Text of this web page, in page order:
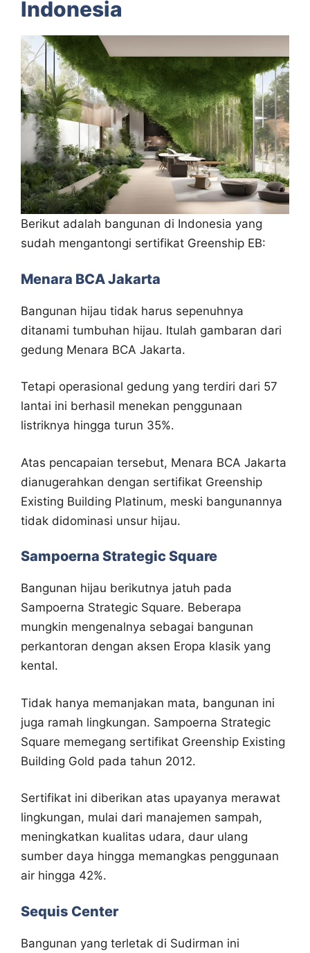
Indonesia
Berikut adalah bangunan di Indonesia yang
sudah mengantongi sertifikat Greenship EB:
Menara BCA Jakarta
Bangunan hijau tidak harus sepenuhnya
ditanami tumbuhan hijau. Itulah gambaran dari
gedung Menara BCA Jakarta.
Tetapi operasional gedung yang terdiri dari 57
lantai ini berhasil menekan penggunaan
listriknya hingga turun 35%.
Atas pencapaian tersebut, Menara BCA Jakarta
dianugerahkan dengan sertifikat Greenship
Existing Building Platinum, meski bangunannya
tidak didominasi unsur hijau.
Sampoerna Strategic Square
Bangunan hijau berikutnya jatuh pada
Sampoerna Strategic Square. Beberapa
mungkin mengenalnya sebagai bangunan
perkantoran dengan aksen Eropa klasik yang
kental.
Tidak hanya memanjakan mata, bangunan ini
juga ramah lingkungan. Sampoerna Strategic
Square memegang sertifikat Greenship Existing
Building Gold pada tahun 2012.
Sertifikat ini diberikan atas upayanya merawat
lingkungan, mulai dari manajemen sampah,
meningkatkan kualitas udara, daur ulang
sumber daya hingga memangkas penggunaan
air hingga 42%.
Sequis Center
Bangunan yang terletak di Sudirman ini